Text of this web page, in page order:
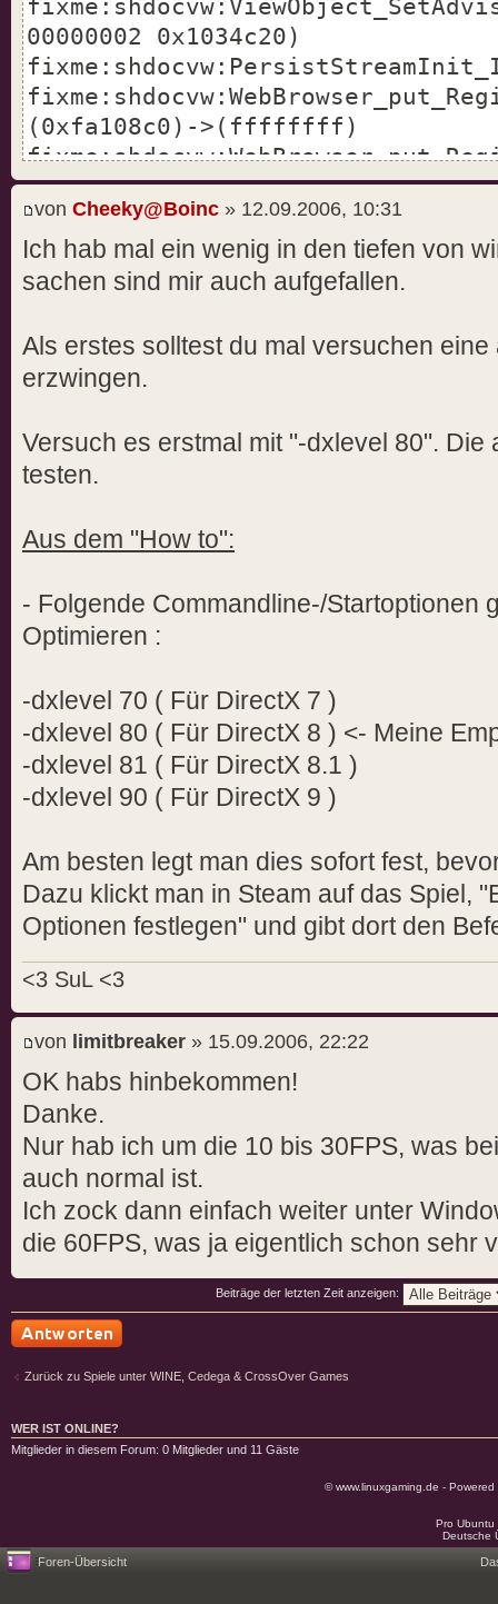
00000002 0x1034c20)
(0xfa108c0)->(ffffffff)
(0xfa108c0)->(ffffffff)
(ffffffff)
fixme:midi:OSS_MidiInit
Not supported yet (please
directx9 is nonexistent at the
(nil),0,3,(nil),0,(nil)) - stub!
891f-00aa004b2e24} not
1d3a-11d0-891f-00aa004b2e24}
context 0x1
0000: stub!
matching mode found! (XRandR)
fixme:d3d9:D3DPERF_SetOptions
directx9 is nonexistent at the
(0xfa108c0)
(0xfa108c0)
(0x1b6170) : stub, simulating
64MB left
Unhandled query type 8
Unhandled query type 8
(0x1b6170) : stub
Unhandled query type 8
Unhandled query type 0x8
Unhandled query type 8
von Cheeky@Boinc » 12.09.2006, 10:31
Ich hab mal ein wenig in den tiefen von
sachen sind mir auch aufgefallen.
Als erstes solltest du mal versuchen
erzwingen.
Versuch es erstmal mit "-dxlevel 80". Die
testen.
Aus dem "How to":
- Folgende Commandline-/Startoptionen
Optimieren :
-dxlevel 70 ( Für DirectX 7 )
-dxlevel 80 ( Für DirectX 8 ) <- Meine
-dxlevel 81 ( Für DirectX 8.1 )
-dxlevel 90 ( Für DirectX 9 )
Am besten legt man dies sofort fest,
Dazu klickt man in Steam auf das Spiel,
Optionen festlegen" und gibt dort den
<3 SuL <3
von limitbreaker » 15.09.2006, 22:22
OK habs hinbekommen!
Danke.
Nur hab ich um die 10 bis 30FPS, was
auch normal ist.
Ich zock dann einfach weiter unter
die 60FPS, was ja eigentlich schon sehr
Beiträge der letzten Zeit anzeigen:
Zurück zu Spiele unter WINE, Cedega & CrossOver Games
WER IST ONLINE?
Mitglieder in diesem Forum: 0 Mitglieder und 11 Gäste
© www.linuxgaming.de -
Pro
Deutsche
Foren-Übersicht